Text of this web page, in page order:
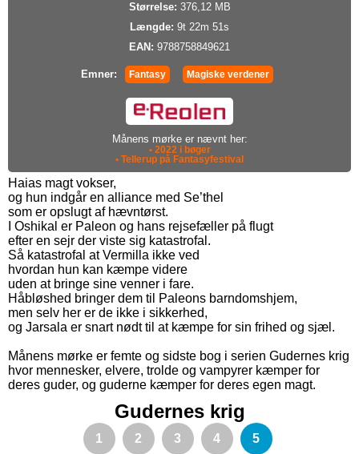
Størrelse: 376,12 MB
Længde: 9t 22m 51s
EAN: 9788758849621
Emner: Fantasy Magiske verdener
Månens mørke er nævnt her:
• 2022 i bøger
• Tellerup på Fantasyfestival
Haias magt vokser,
og hun indgår en alliance med Se’thel
som er opslugt af hævntørst.
I Oshikal er Paleon og hans rejsefæller på flugt
efter en sejr der viste sig katastrofal.
Så katastrofal at Vermilla ikke ved
hvordan hun kan kæmpe videre
uden at bringe sine venner i fare.
Håbløshed bringer dem til Paleons barndomshjem,
men selv her er de ikke i sikkerhed,
og Jarsala er snart nødt til at kæmpe for sin frihed og sjæl.
Månens mørke er femte og sidste bog i serien Gudernes krig
hvor mennesker, elvere, trolde og vampyrer kæmper for
deres guder, og guderne kæmper for deres egen magt.
Gudernes krig
1 2 3 4 5